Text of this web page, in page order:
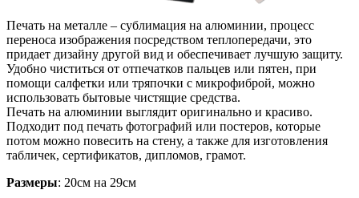
Печать на металле – сублимация на алюминии, процесс
переноса изображения посредством теплопередачи, это
придает дизайну другой вид и обеспечивает лучшую защиту.
Удобно чиститься от отпечатков пальцев или пятен, при
помощи салфетки или тряпочки с микрофиброй, можно
использовать бытовые чистящие средства.
Печать на алюминии выглядит оригинально и красиво.
Подходит под печать фотографий или постеров, которые
потом можно повесить на стену, а также для изготовления
табличек, сертификатов, дипломов, грамот.
Размеры: 20см на 29см